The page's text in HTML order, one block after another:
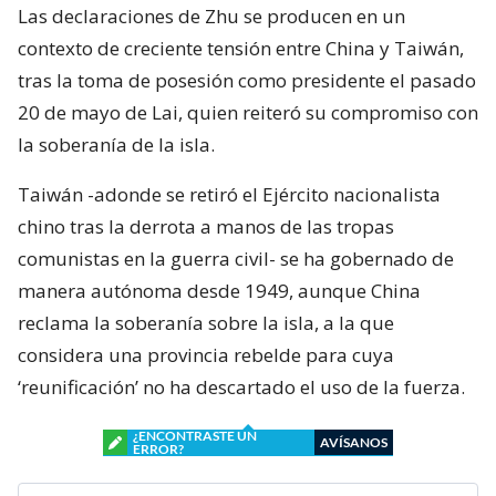
Las declaraciones de Zhu se producen en un
contexto de creciente tensión entre China y Taiwán,
tras la toma de posesión como presidente el pasado
20 de mayo de Lai, quien reiteró su compromiso con
la soberanía de la isla.
Taiwán -adonde se retiró el Ejército nacionalista
chino tras la derrota a manos de las tropas
comunistas en la guerra civil- se ha gobernado de
manera autónoma desde 1949, aunque China
reclama la soberanía sobre la isla, a la que
considera una provincia rebelde para cuya
‘reunificación’ no ha descartado el uso de la fuerza.
¿ENCONTRASTE UN
ERROR?
AVÍSANOS